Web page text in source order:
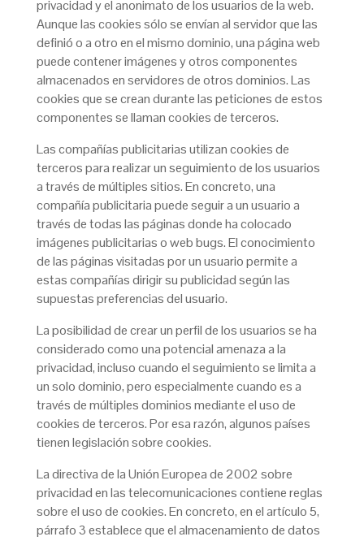
privacidad y el anonimato de los usuarios de la web.
Aunque las cookies sólo se envían al servidor que las
definió o a otro en el mismo dominio, una página web
puede contener imágenes y otros componentes
almacenados en servidores de otros dominios. Las
cookies que se crean durante las peticiones de estos
componentes se llaman cookies de terceros.
Las compañías publicitarias utilizan cookies de
terceros para realizar un seguimiento de los usuarios
a través de múltiples sitios. En concreto, una
compañía publicitaria puede seguir a un usuario a
través de todas las páginas donde ha colocado
imágenes publicitarias o web bugs. El conocimiento
de las páginas visitadas por un usuario permite a
estas compañías dirigir su publicidad según las
supuestas preferencias del usuario.
La posibilidad de crear un perfil de los usuarios se ha
considerado como una potencial amenaza a la
privacidad, incluso cuando el seguimiento se limita a
un solo dominio, pero especialmente cuando es a
través de múltiples dominios mediante el uso de
cookies de terceros. Por esa razón, algunos países
tienen legislación sobre cookies.
La directiva de la Unión Europea de 2002 sobre
privacidad en las telecomunicaciones contiene reglas
sobre el uso de cookies. En concreto, en el artículo 5,
párrafo 3 establece que el almacenamiento de datos